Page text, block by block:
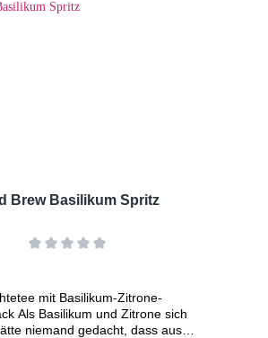
DE-ÖKO-003 Dosierung: 1-2
Brew Basilikum Spritz
mit Basilikum-Zitrone-
Als Basilikum und Zitrone sich
niemand gedacht, dass aus